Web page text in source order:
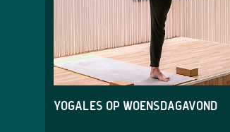
Yogales op woensdagavond